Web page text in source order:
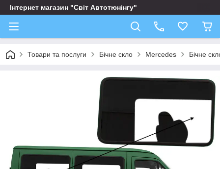
Інтернет магазин "Світ Автотюнінгу"
Товари та послуги Бічне скло Mercedes Бічне